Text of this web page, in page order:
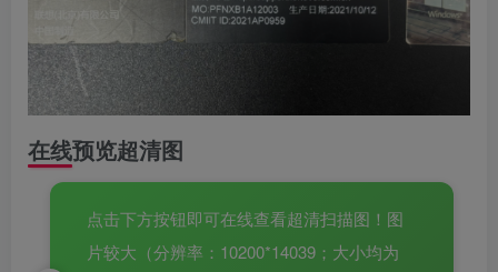
在线预览超清图
点击下方按钮即可在线查看超清扫描图！图
片较大（分辨率：10200*14039；大小均为